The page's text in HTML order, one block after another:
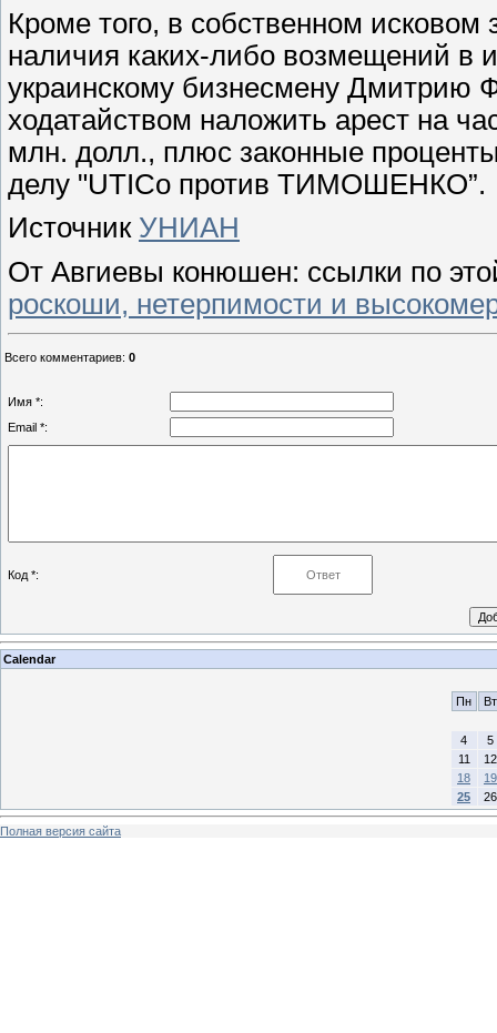
Кроме того, в собственном исковом
наличия каких-либо возмещений
украинскому бизнесмену
ходатайством наложить арест на
млн. долл., плюс законные
делу "UTICo против ТИМОШЕНКО”.
Источник УНИАН
От Авгиевы конюшен: ссылки по
роскоши, нетерпимости и
Всего комментариев: 0
Имя *:
Email *:
Код *:
Calendar
Пн Вт
4
5
11
12
18
19
25
26
Полная версия сайта